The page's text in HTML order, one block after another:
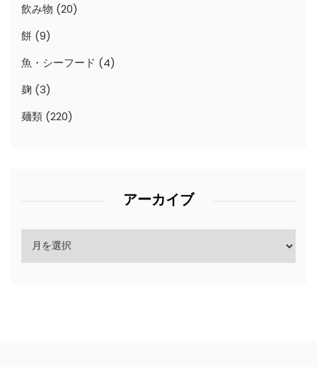
飲み物 (20)
餅 (9)
魚・シーフード (4)
麹 (3)
麺類 (220)
アーカイブ